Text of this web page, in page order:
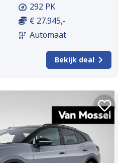
292 PK
€ 27.945,-
Automaat
Bekijk deal